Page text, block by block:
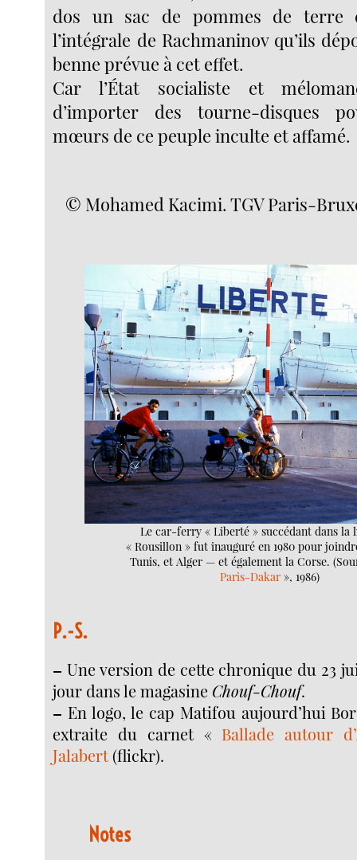
dos un sac de pommes de terre
l’intégrale de Rachmaninov qu’ils
benne prévue à cet effet.
Car l’État socialiste et
d’importer des tourne-disques
mœurs de ce peuple inculte et affamé.
© Mohamed Kacimi. TGV Paris-
Le car-ferry « Liberté » succédant dans la
« Rousillon » fut inauguré en 1980 pour
Tunis, et Alger — et également la Corse.
Paris-Dakar», 1986)
P.-S.
– Une version de cette chronique du 23
jour dans le magasine Chouf-Chouf.
– En logo, le cap Matifou aujourd’hui
extraite du carnet « Ballade autour
Jalabert(flickr).
Notes